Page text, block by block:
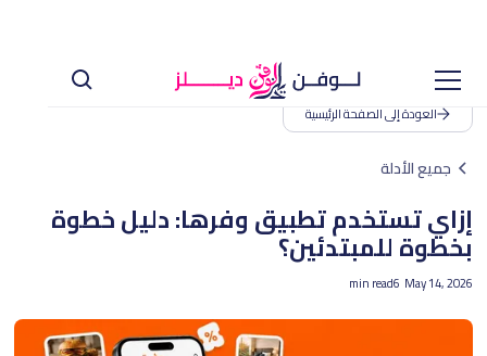
العودة إلى الصفحة الرئيسية
جميع الأدلة
إزاي تستخدم تطبيق وفرها: دليل خطوة
بخطوة للمبتدئين؟
May 14, 2026
6
min read